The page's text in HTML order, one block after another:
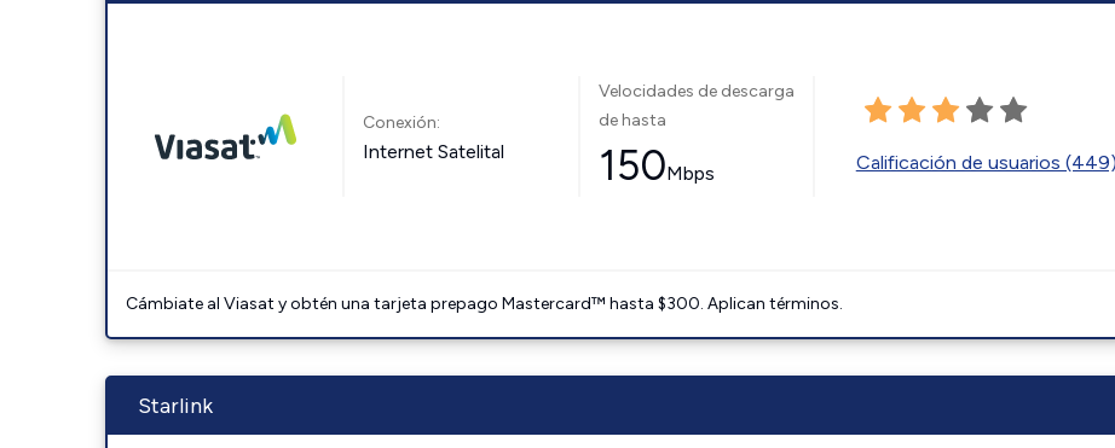
Conexión:
Internet Satelital
Velocidades de descarga
de hasta
150Mbps Calificación de usuarios (449)
Cámbiate al Viasat y obtén una tarjeta prepago Mastercard™ hasta $300. Aplican términos.
Starlink